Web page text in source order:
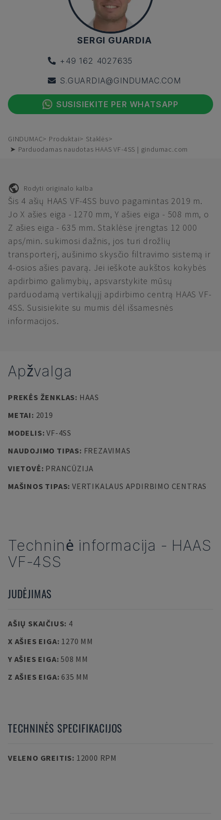
SERGI GUARDIA
+49 162 4027635
S.GUARDIA@GINDUMAC.COM
SUSISIEKITE PER WHATSAPP
GINDUMAC Produktai
Staklės
➤ Parduodamas naudotas HAAS VF-4SS | gindumac.com
Rodyti originalo kalba
Šis 4 ašių HAAS VF-4SS buvo pagamintas 2019 m.
Jo X ašies eiga - 1270 mm, Y ašies eiga - 508 mm, o
Z ašies eiga - 635 mm. Staklėse įrengtas 12 000
aps/min. sukimosi dažnis, jos turi drožlių
transporterį, aušinimo skysčio filtravimo sistemą ir
4-osios ašies pavarą. Jei ieškote aukštos kokybės
apdirbimo galimybių, apsvarstykite mūsų
parduodamą vertikalųjį apdirbimo centrą HAAS VF-
4SS. Susisiekite su mumis dėl išsamesnės
informacijos.
Apžvalga
PREKĖS ŽENKLAS: HAAS
METAI: 2019
MODELIS:VF-4SS
NAUDOJIMO TIPAS: FREZAVIMAS
VIETOVĖ: PRANCŪZIJA
MAŠINOS TIPAS: VERTIKALAUS APDIRBIMO CENTRAS
Techninė informacija - HAAS
VF-4SS
JUDĖJIMAS
AŠIŲ SKAIČIUS: 4
X AŠIES EIGA: 1270 MM
Y AŠIES EIGA:508 MM
Z AŠIES EIGA: 635 MM
TECHNINĖS SPECIFIKACIJOS
VELENO GREITIS: 12000 RPM